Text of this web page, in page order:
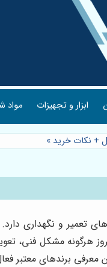
ابزار و تجهیزات مواد
+ نکات خرید »
و نگهداری دارد.
هرگونه مشکل فنی،
برندهای معتبر